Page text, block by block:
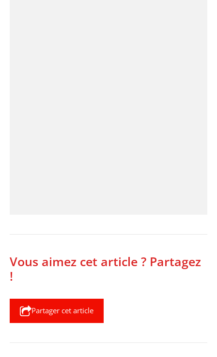
Vous aimez cet article ? Partagez
!
Partager cet article